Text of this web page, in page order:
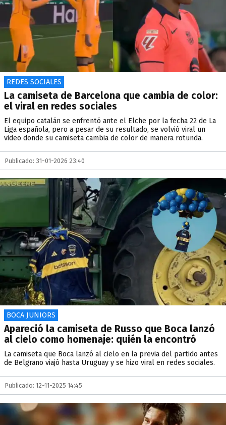
REDES SOCIALES
La camiseta de Barcelona que cambia de color:
el viral en redes sociales
El equipo catalán se enfrentó ante el Elche por la fecha 22 de La
Liga española, pero a pesar de su resultado, se volvió viral un
video donde su camiseta cambia de color de manera rotunda.
Publicado: 31-01-2026 23:40
BOCA JUNIORS
Apareció la camiseta de Russo que Boca lanzó
al cielo como homenaje: quién la encontró
La camiseta que Boca lanzó al cielo en la previa del partido antes
de Belgrano viajó hasta Uruguay y se hizo viral en redes sociales.
Publicado: 12-11-2025 14:45